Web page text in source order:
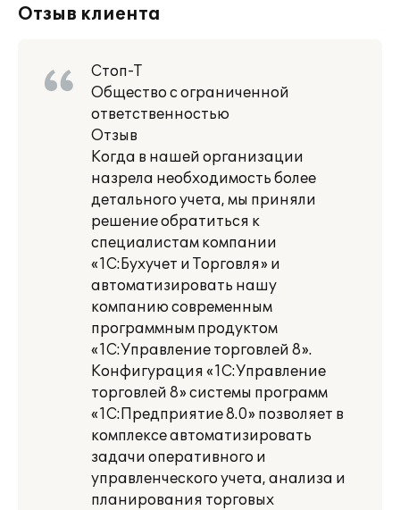
Отзыв клиента
Стоп-Т
Общество с ограниченной
ответственностью
Отзыв
Когда в нашей организации
назрела необходимость более
детального учета, мы приняли
решение обратиться к
специалистам компании
«1С:Бухучет и Торговля» и
автоматизировать нашу
компанию современным
программным продуктом
«1С:Управление торговлей 8».
Конфигурация «1С:Управление
торговлей 8» системы программ
«1С:Предприятие 8.0» позволяет в
комплексе автоматизировать
задачи оперативного и
управленческого учета, анализа и
планирования торговых